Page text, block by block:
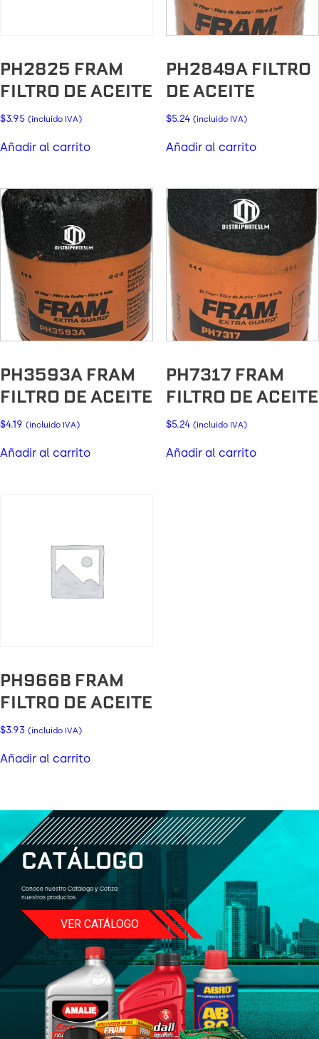
PH2825 FRAM
FILTRO DE ACEITE
$3.95 (incluido IVA)
Añadir al carrito
PH2849A FILTRO
DE ACEITE
$5.24 (incluido IVA)
Añadir al carrito
PH3593A FRAM
FILTRO DE ACEITE
$4.19 (incluido IVA)
Añadir al carrito
PH7317 FRAM
FILTRO DE ACEITE
$5.24 (incluido IVA)
Añadir al carrito
PH966B FRAM
FILTRO DE ACEITE
$3.93 (incluido IVA)
Añadir al carrito
CATÁLOGO
Conoce nuestro Catálogo y Cotiza
nuestros productos.
VER CATÁLOGO